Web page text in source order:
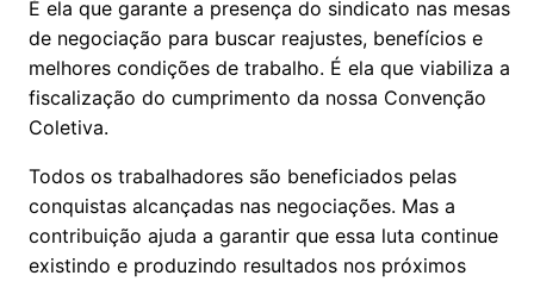
É ela que garante a presença do sindicato nas mesas
de negociação para buscar reajustes, benefícios e
melhores condições de trabalho. É ela que viabiliza a
fiscalização do cumprimento da nossa Convenção
Coletiva.
Todos os trabalhadores são beneficiados pelas
conquistas alcançadas nas negociações. Mas a
contribuição ajuda a garantir que essa luta continue
existindo e produzindo resultados nos próximos